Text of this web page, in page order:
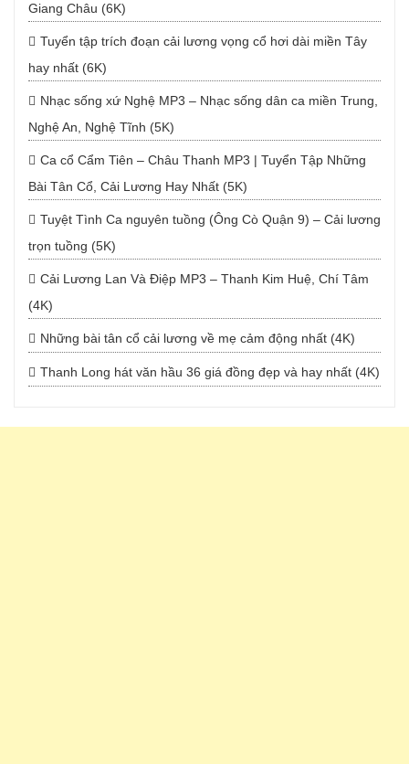
Giang Châu (6K)
Tuyển tập trích đoạn cải lương vọng cổ hơi dài miền Tây
hay nhất (6K)
Nhạc sống xứ Nghệ MP3 – Nhạc sống dân ca miền Trung,
Nghệ An, Nghệ Tĩnh (5K)
Ca cổ Cẩm Tiên – Châu Thanh MP3 | Tuyển Tập Những
Bài Tân Cổ, Cải Lương Hay Nhất (5K)
Tuyệt Tình Ca nguyên tuồng (Ông Cò Quận 9) – Cải lương
trọn tuồng (5K)
Cải Lương Lan Và Điệp MP3 – Thanh Kim Huệ, Chí Tâm
(4K)
Những bài tân cổ cải lương về mẹ cảm động nhất (4K)
Thanh Long hát văn hầu 36 giá đồng đẹp và hay nhất (4K)